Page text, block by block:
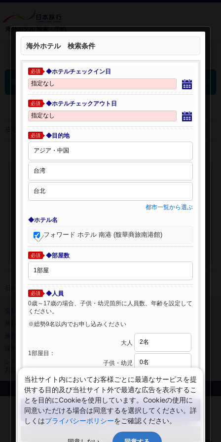
海外ホテル 検索・予約
検索条件を開く：
海外ホテル 検索結果
※表示金額はオンライン予約時の金額です。
日本旅行 トップ
旅行業登録票・約款
規約集
ニュースリリース
サイトマップ
お知らせ
Copyright © NIPPON TRAVEL AGENCY Co.,LTD. All rights reserved.
海外ホテル 検索条件
必須 ◆ホテルチェックイン日
必須 ◆ホテルチェックアウト日
必須 ◆目的地
都市一覧から選ぶ
◆ホテル名
フォワード ホテル 南港 (馥華商旅南港館)
必須 ◆部屋数
必須
◆人員
0歳～17歳の場合、子供・幼児箇所に人員数、年齢を設定して
ください。
※総勢9名以内でお申し込みください
1部屋目：
大人
子供・幼児
検索する
閉じる
当社サイト内においてお客様ごとに最適なサービスを提
供する目的及び当社サイト外で最適な広告を表示するこ
とを目的にCookieを使用しています。Cookieの使用に
同意いただける場合は同意するを選択してください。詳
しくはプライバシーポリシーをご確認ください。